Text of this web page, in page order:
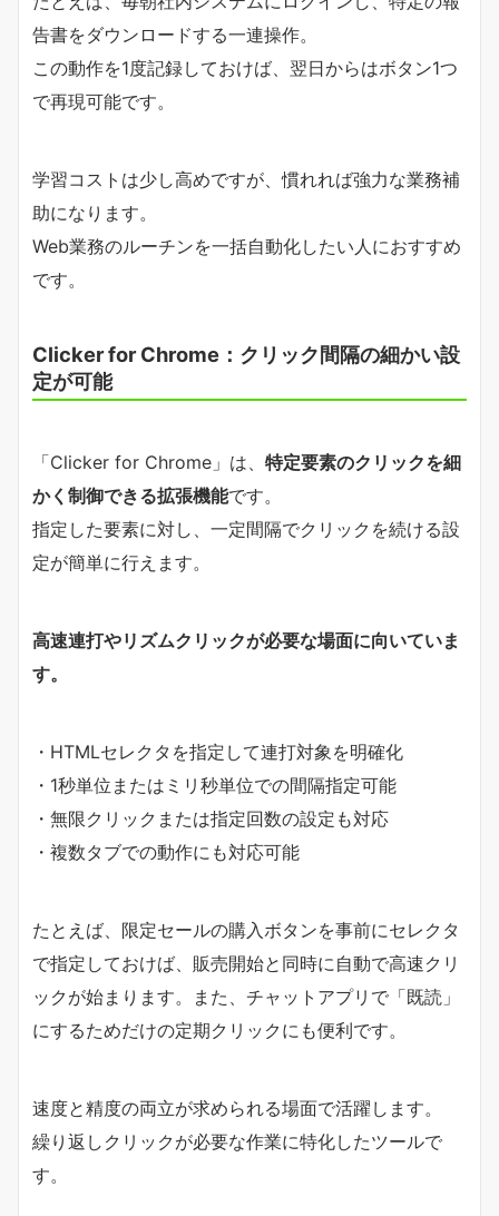
告書をダウンロードする一連操作。
この動作を1度記録しておけば、翌日からはボタン1つ
で再現可能です。
学習コストは少し高めですが、慣れれば強力な業務補
助になります。
Web業務のルーチンを一括自動化したい人におすすめ
です。
Clicker for Chrome：クリック間隔の細かい設
定が可能
「Clicker for Chrome」は、 特定要素のクリックを細
かく制御できる拡張機能です。
指定した要素に対し、一定間隔でクリックを続ける設
定が簡単に行えます。
高速連打やリズムクリックが必要な場面に向いていま
す。
・HTMLセレクタを指定して連打対象を明確化
・1秒単位またはミリ秒単位での間隔指定可能
・無限クリックまたは指定回数の設定も対応
・複数タブでの動作にも対応可能
たとえば、限定セールの購入ボタンを事前にセレクタ
で指定しておけば、販売開始と同時に自動で高速クリ
ックが始まります。また、チャットアプリで「既読」
にするためだけの定期クリックにも便利です。
速度と精度の両立が求められる場面で活躍します。
繰り返しクリックが必要な作業に特化したツールで
す。